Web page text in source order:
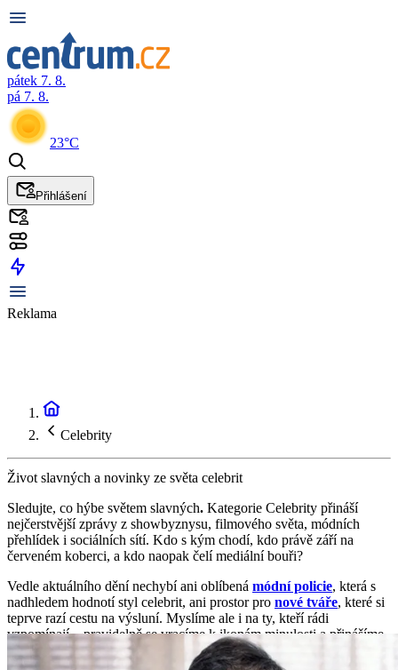
pátek 7. 8.
pá 7. 8.
23°C
Přihlášení
Reklama
Celebrity
Život slavných a novinky ze světa celebrit
Sledujte, co hýbe světem slavných. Kategorie Celebrity přináší
nejčerstvější zprávy z showbyznysu, filmového světa, módních
přehlídek i sociálních sítí. Kdo s kým chodí, kdo právě září na
červeném koberci, a kdo naopak čelí mediální bouři?
Vedle aktuálního dění nechybí ani oblíbená módní policie, která s
nadhledem hodnotí styl celebrit, ani prostor pro nové tváře, které si
teprve razí cestu na výsluní. Myslíme ale i na ty, kteří rádi
vzpomínají – pravidelně se vracíme k ikonám minulosti a přinášíme
obsah
pro pamětníky , kteří chtějí znovu objevit známé tváře v
novém kontextu.